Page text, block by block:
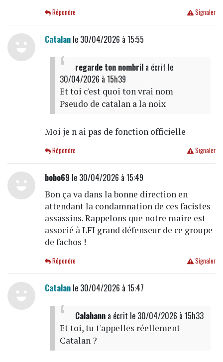
Signaler
Répondre
Catalanle 30/04/2026 à 15:55
regarde ton nombrila écrit le
30/04/2026 à 15h39
Et toi c'est quoi ton vrai nom
Pseudo de catalan a la noix
Moi je n ai pas de fonction officielle
Signaler
Répondre
bobo69 le 30/04/2026 à 15:49
Bon ça va dans la bonne direction en
attendant la condamnation de ces facistes
assassins. Rappelons que notre maire est
associé à LFI grand défenseur de ce groupe
de fachos !
Signaler
Répondre
Catalanle 30/04/2026 à 15:47
Calahanna écrit le 30/04/2026 à 15h33
Et toi, tu t'appelles réellement
Catalan ?